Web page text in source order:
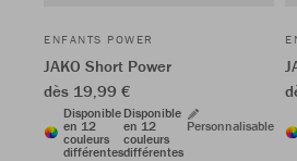
ENFANTS POWER
JAKO Short Power
dès 19,99 €
Disponible
en 12
couleurs
différentes
Disponible
en 12
couleurs
différentes
Personnalisable